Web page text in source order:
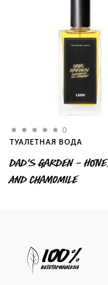
0
ТУАЛЕТНАЯ ВОДА
DAD'S GARDEN -
AND CHAMOMILE